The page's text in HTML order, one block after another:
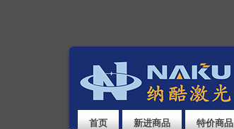
首页 新进商品 特价商品